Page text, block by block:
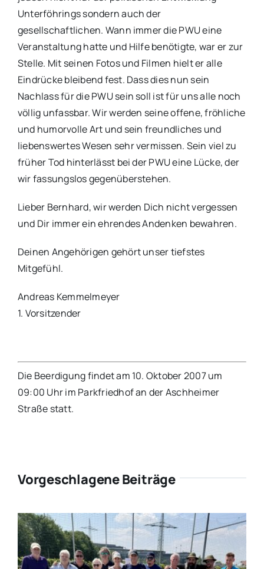
Unterföhrings sondern auch der
gesellschaftlichen. Wann immer die PWU eine
Veranstaltung hatte und Hilfe benötigte, war er zur
Stelle. Mit seinen Fotos und Filmen hielt er alle
Eindrücke bleibend fest. Dass dies nun sein
Nachlass für die PWU sein soll ist für uns alle noch
völlig unfassbar. Wir werden seine offene, fröhliche
und humorvolle Art und sein freundliches und
liebenswertes Wesen sehr vermissen. Sein viel zu
früher Tod hinterlässt bei der PWU eine Lücke, der
wir fassungslos gegenüberstehen.
Lieber Bernhard, wir werden Dich nicht vergessen
und Dir immer ein ehrendes Andenken bewahren.
Deinen Angehörigen gehört unser tiefstes
Mitgefühl.
Andreas Kemmelmeyer
1. Vorsitzender
Die Beerdigung findet am 10. Oktober 2007 um
09:00 Uhr im Parkfriedhof an der Aschheimer
Straße statt.
Vorgeschlagene Beiträge